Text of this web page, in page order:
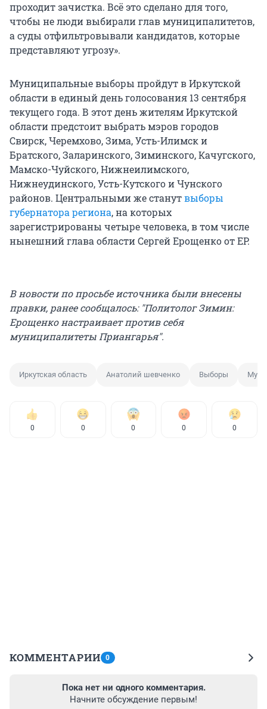
проходит зачистка. Всё это сделано для того,
чтобы не люди выбирали глав муниципалитетов,
а суды отфильтровывали кандидатов, которые
представляют угрозу».
Муниципальные выборы пройдут в Иркутской
области в единый день голосования 13 сентября
текущего года. В этот день жителям Иркутской
области предстоит выбрать мэров городов
Свирск, Черемхово, Зима, Усть-Илимск и
Братского, Заларинского, Зиминского, Качугского,
Мамско-Чуйского, Нижнеилимского,
Нижнеудинского, Усть-Кутского и Чунского
районов. Центральными же станутвыборы
губернатора региона, на которых
зарегистрированы четыре человека, в том числе
нынешний глава области Сергей Ерощенко от ЕР.
В новости по просьбе источника были внесены
правки, ранее сообщалось: "Политолог Зимин:
Ерощенко настраивает против себя
муниципалитеты Приангарья".
Иркутская область Анатолий шевченко Выборы
0 0 0 0 0
КОММЕНТАРИИ 0
Пока нет ни одного комментария.
Начните обсуждение первым!